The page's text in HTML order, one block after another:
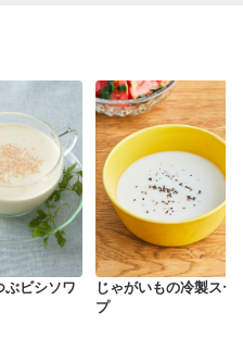
ぶビシソワ
じゃがいもの冷製スー
プ